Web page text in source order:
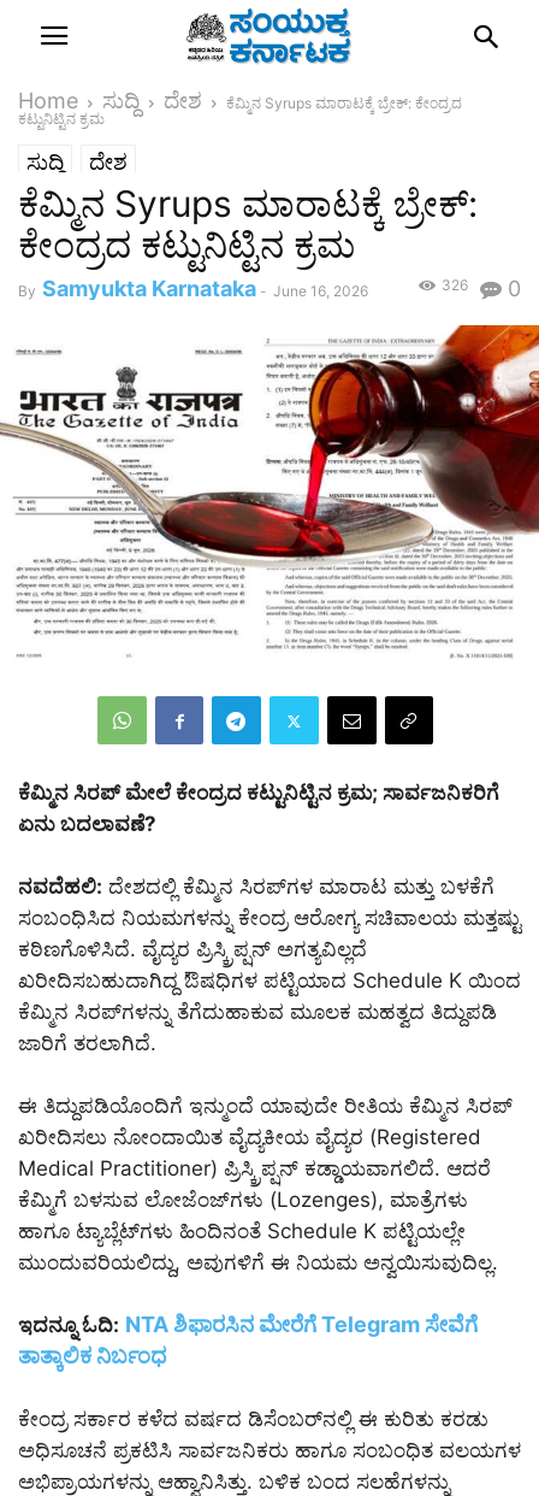
Home ಸುದ್ದಿ ದೇಶ
ಕೆಮ್ಮಿನ Syrups ಮಾರಾಟಕ್ಕೆ ಬ್ರೇಕ್: ಕೇಂದ್ರದ
ಕಟ್ಟುನಿಟ್ಟಿನ ಕ್ರಮ
ಸುದ್ದಿ ದೇಶ
ಕೆಮ್ಮಿನ Syrups ಮಾರಾಟಕ್ಕೆ ಬ್ರೇಕ್:
ಕೇಂದ್ರದ ಕಟ್ಟುನಿಟ್ಟಿನ ಕ್ರಮ
By Samyukta Karnataka - June 16, 2026 0
326
ಕೆಮ್ಮಿನ ಸಿರಪ್ ಮೇಲೆ ಕೇಂದ್ರದ ಕಟ್ಟುನಿಟ್ಟಿನ ಕ್ರಮ; ಸಾರ್ವಜನಿಕರಿಗೆ
ಏನು ಬದಲಾವಣೆ?
ನವದೆಹಲಿ: ದೇಶದಲ್ಲಿ ಕೆಮ್ಮಿನ ಸಿರಪ್‌ಗಳ ಮಾರಾಟ ಮತ್ತು ಬಳಕೆಗೆ
ಸಂಬಂಧಿಸಿದ ನಿಯಮಗಳನ್ನು ಕೇಂದ್ರ ಆರೋಗ್ಯ ಸಚಿವಾಲಯ ಮತ್ತಷ್ಟು
ಕಠಿಣಗೊಳಿಸಿದೆ. ವೈದ್ಯರ ಪ್ರಿಸ್ಕ್ರಿಪ್ಷನ್ ಅಗತ್ಯವಿಲ್ಲದೆ
ಖರೀದಿಸಬಹುದಾಗಿದ್ದ ಔಷಧಿಗಳ ಪಟ್ಟಿಯಾದ Schedule K ಯಿಂದ
ಕೆಮ್ಮಿನ ಸಿರಪ್‌ಗಳನ್ನು ತೆಗೆದುಹಾಕುವ ಮೂಲಕ ಮಹತ್ವದ ತಿದ್ದುಪಡಿ
ಜಾರಿಗೆ ತರಲಾಗಿದೆ.
ಈ ತಿದ್ದುಪಡಿಯೊಂದಿಗೆ ಇನ್ಮುಂದೆ ಯಾವುದೇ ರೀತಿಯ ಕೆಮ್ಮಿನ ಸಿರಪ್
ಖರೀದಿಸಲು ನೋಂದಾಯಿತ ವೈದ್ಯಕೀಯ ವೈದ್ಯರ (Registered
Medical Practitioner) ಪ್ರಿಸ್ಕ್ರಿಪ್ಷನ್ ಕಡ್ಡಾಯವಾಗಲಿದೆ. ಆದರೆ
ಕೆಮ್ಮಿಗೆ ಬಳಸುವ ಲೋಜೆಂಜ್‌ಗಳು (Lozenges), ಮಾತ್ರೆಗಳು
ಹಾಗೂ ಟ್ಯಾಬ್ಲೆಟ್‌ಗಳು ಹಿಂದಿನಂತೆ Schedule K ಪಟ್ಟಿಯಲ್ಲೇ
ಮುಂದುವರಿಯಲಿದ್ದು, ಅವುಗಳಿಗೆ ಈ ನಿಯಮ ಅನ್ವಯಿಸುವುದಿಲ್ಲ.
ಇದನ್ನೂ ಓದಿ: NTA ಶಿಫಾರಸಿನ ಮೇರೆಗೆ Telegram ಸೇವೆಗೆ
ತಾತ್ಕಾಲಿಕ ನಿರ್ಬಂಧ
ಕೇಂದ್ರ ಸರ್ಕಾರ ಕಳೆದ ವರ್ಷದ ಡಿಸೆಂಬರ್‌ನಲ್ಲಿ ಈ ಕುರಿತು ಕರಡು
ಅಧಿಸೂಚನೆ ಪ್ರಕಟಿಸಿ ಸಾರ್ವಜನಿಕರು ಹಾಗೂ ಸಂಬಂಧಿತ ವಲಯಗಳ
ಅಭಿಪ್ರಾಯಗಳನ್ನು ಆಹ್ವಾನಿಸಿತ್ತು. ಬಳಿಕ ಬಂದ ಸಲಹೆಗಳನ್ನು